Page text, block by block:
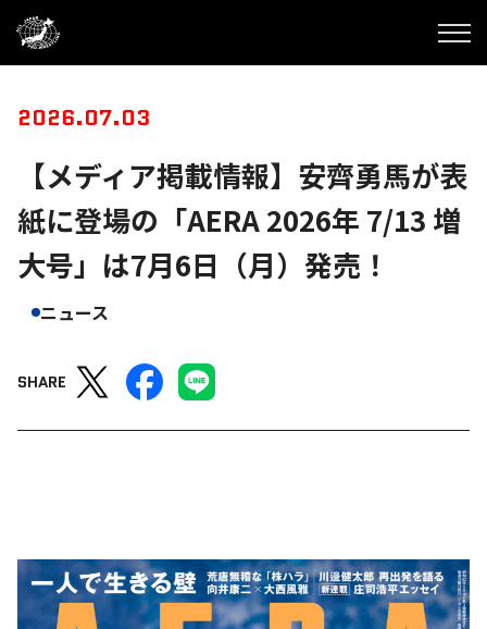
2026.07.03
【メディア掲載情報】安齊勇馬が表
紙に登場の「AERA 2026年 7/13 増
大号」は7月6日（月）発売！
ニュース
SHARE